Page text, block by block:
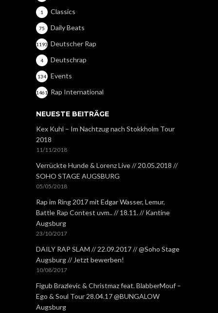
Classics
1
Daily Beats
75
Deutscher Rap
1193
Deutschrap
4
Events
134
Rap International
1461
NEUESTE BEITRÄGE
Kex Kuhl – Im Nachtzug nach Stokkholm Tour
2018
11/11/2018
Verrückte Hunde & Lorenz Live // 20.05.2018 //
SOHO STAGE AUGSBURG
05/05/2018
Rap im Ring 2017 mit Edgar Wasser, Lemur,
Battle Rap Contest uvm.. // 18.11. // Kantine
Augsburg
23/10/2017
DAILY RAP SLAM // 22.09.2017 // @Soho Stage
Augsburg // Jetzt bewerben!
10/08/2017
Figub Brazlevic & Christmaz feat. BlabberMouf –
Ego & Soul Tour 28.04.17 @BUNGALOW
Augsburg